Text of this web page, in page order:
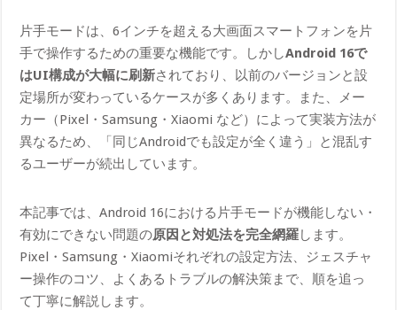
片手モードは、6インチを超える大画面スマートフォンを片
手で操作するための重要な機能です。しかしAndroid 16で
はUI構成が大幅に刷新されており、以前のバージョンと設
定場所が変わっているケースが多くあります。また、メー
カー（Pixel・Samsung・Xiaomi など）によって実装方法が
異なるため、「同じAndroidでも設定が全く違う」と混乱す
るユーザーが続出しています。
本記事では、Android 16における片手モードが機能しない・
有効にできない問題の原因と対処法を完全網羅します。
Pixel・Samsung・Xiaomiそれぞれの設定方法、ジェスチャ
ー操作のコツ、よくあるトラブルの解決策まで、順を追っ
て丁寧に解説します。